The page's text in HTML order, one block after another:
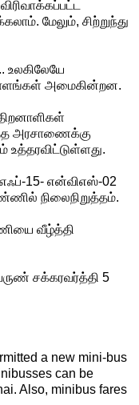
மேலும், சிற்றுந்து
அமைகின்றன.
அரசாணைக்கு
உத்தரவிட்டுள்ளது.
15- என்விஎஸ்-02
நிலைநிறுத்தம்.
வீழ்த்தி
சக்கரவர்த்தி 5
a new mini-bus
can be
Also, minibus fares